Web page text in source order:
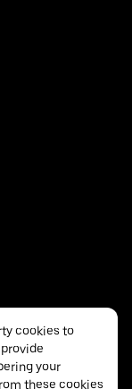
cookies to
your
these cookies